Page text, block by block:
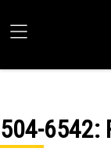
504-6542: